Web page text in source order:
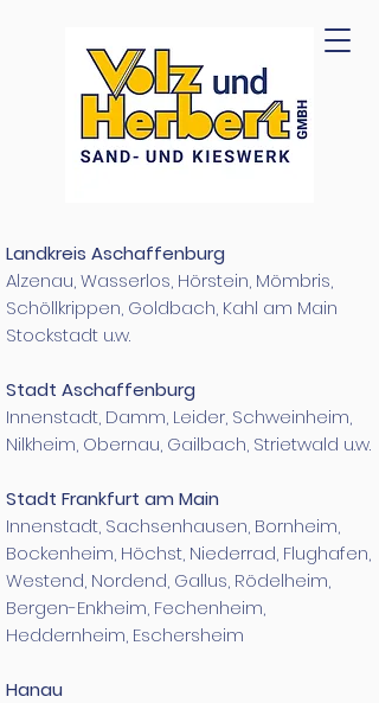
​​Landkreis Aschaffenburg
Alzenau, Wasserlos, Hörstein, Mömbris,
Schöllkrippen, Goldbach, Kahl am Main
Stockstadt u.w.​
Stadt Aschaffenburg
Innenstadt, Damm, Leider, Schweinheim,
Nilkheim, Obernau, Gailbach, Strietwald u.w.​​
Stadt Frankfurt am Main
Innenstadt, Sachsenhausen, Bornheim,
Bockenheim, Höchst, Niederrad, Flughafen,
Westend, Nordend, Gallus, Rödelheim,
Bergen-Enkheim, Fechenheim,
Heddernheim, Eschersheim
Hanau